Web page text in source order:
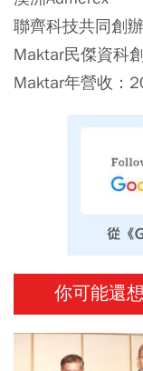
聯齊科技共同創
Maktar民傑資科
Maktar年營收：
你可能還